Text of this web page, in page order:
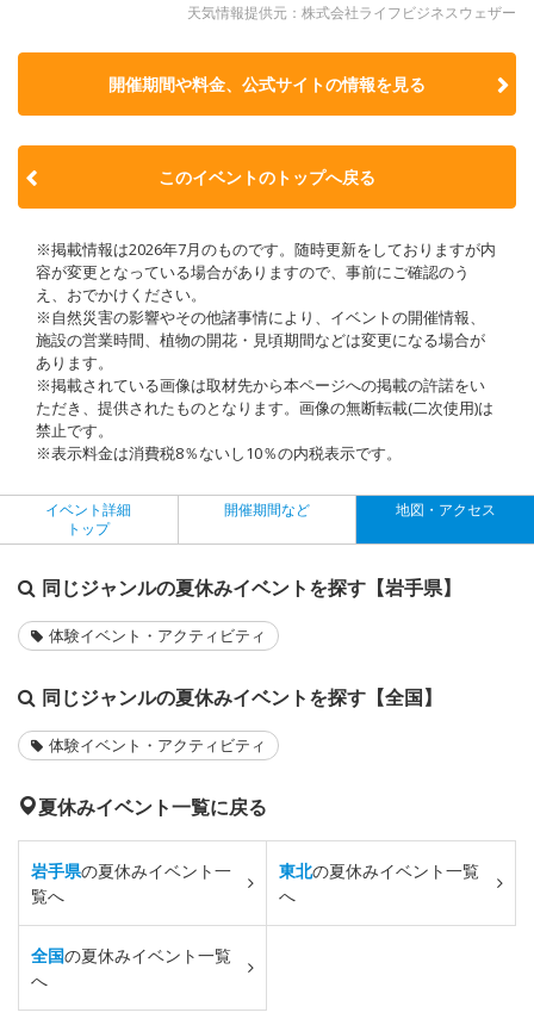
天気情報提供元：株式会社ライフビジネスウェザー
開催期間や料金、公式サイトの情報を見る
このイベントのトップへ戻る
※掲載情報は2026年7月のものです。随時更新をしておりますが内
容が変更となっている場合がありますので、事前にご確認のう
え、おでかけください。
※自然災害の影響やその他諸事情により、イベントの開催情報、
施設の営業時間、植物の開花・見頃期間などは変更になる場合が
あります。
※掲載されている画像は取材先から本ページへの掲載の許諾をい
ただき、提供されたものとなります。画像の無断転載(二次使用)は
禁止です。
※表示料金は消費税8％ないし10％の内税表示です。
イベント詳細
トップ
開催期間など 地図・アクセス
同じジャンルの夏休みイベントを探す【岩手県】
体験イベント・アクティビティ
同じジャンルの夏休みイベントを探す【全国】
体験イベント・アクティビティ
夏休みイベント一覧に戻る
岩手県の夏休みイベント一
覧へ
東北の夏休みイベント一覧
へ
全国の夏休みイベント一覧
へ